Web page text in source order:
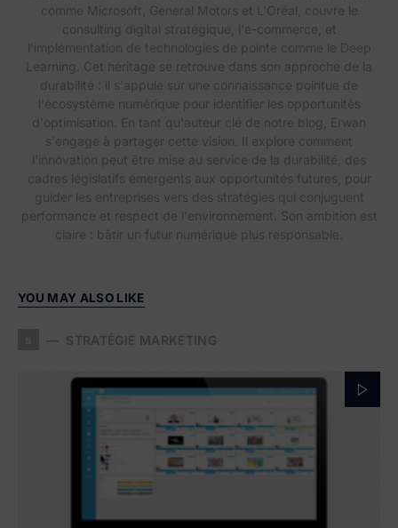
comme Microsoft, General Motors et L'Oréal, couvre le
consulting digital stratégique, l'e-commerce, et
l'implémentation de technologies de pointe comme le Deep
Learning. Cet héritage se retrouve dans son approche de la
durabilité : il s'appuie sur une connaissance pointue de
l'écosystème numérique pour identifier les opportunités
d'optimisation. En tant qu'auteur clé de notre blog, Erwan
s'engage à partager cette vision. Il explore comment
l'innovation peut être mise au service de la durabilité, des
cadres législatifs émergents aux opportunités futures, pour
guider les entreprises vers des stratégies qui conjuguent
performance et respect de l'environnement. Son ambition est
claire : bâtir un futur numérique plus responsable.
YOU MAY ALSO LIKE
STRATÉGIE MARKETING